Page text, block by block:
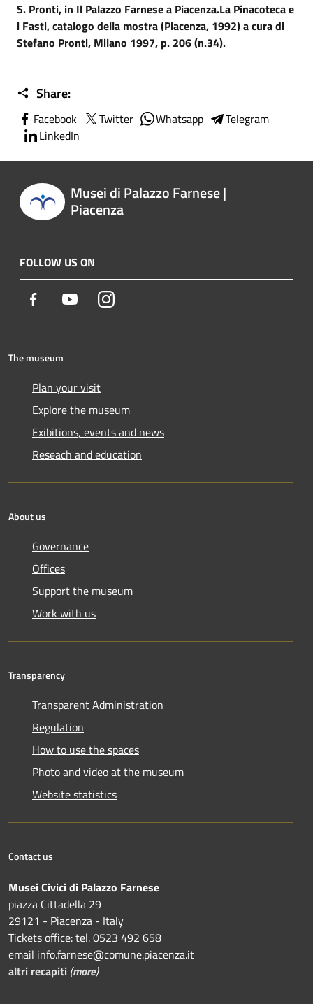
S. Pronti, in Il Palazzo Farnese a Piacenza.La Pinacoteca e
i Fasti, catalogo della mostra (Piacenza, 1992) a cura di
Stefano Pronti, Milano 1997, p. 206 (n.34).
Share:
Facebook Twitter Whatsapp
Telegram
LinkedIn
Musei di Palazzo Farnese |
Piacenza
FOLLOW US ON
Facebook YoutubeInstagram
The museum
Plan your visit
Explore the museum
Exibitions, events and news
Reseach and education
About us
Governance
Offices
Support the museum
Work with us
Transparency
Transparent Administration
Regulation
How to use the spaces
Photo and video at the museum
Website statistics
Contact us
Musei Civici di Palazzo Farnese
piazza Cittadella 29
29121 - Piacenza - Italy
Tickets office: tel. 0523 492 658
email info.farnese@comune.piacenza.it
altri recapiti (more)